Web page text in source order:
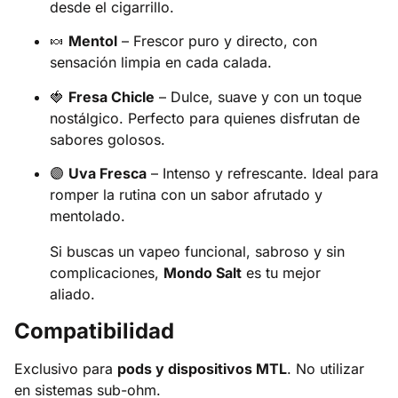
desde el cigarrillo.
🍬 Mentol – Frescor puro y directo, con
sensación limpia en cada calada.
🍓 Fresa Chicle – Dulce, suave y con un toque
nostálgico. Perfecto para quienes disfrutan de
sabores golosos.
🟣 Uva Fresca – Intenso y refrescante. Ideal para
romper la rutina con un sabor afrutado y
mentolado.
Si buscas un vapeo funcional, sabroso y sin
complicaciones, Mondo Salt es tu mejor
aliado.
Compatibilidad
Exclusivo para pods y dispositivos MTL. No utilizar
en sistemas sub-ohm.